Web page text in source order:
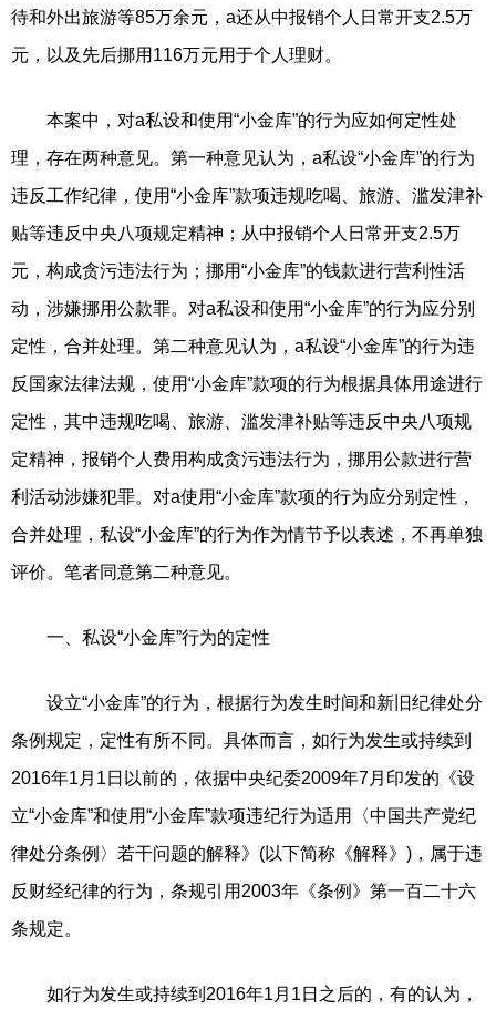
待和外出旅游等85万余元，a还从中报销个人日常开支2.5万
元，以及先后挪用116万元用于个人理财。
本案中，对a私设和使用“小金库”的行为应如何定性处
理，存在两种意见。第一种意见认为，a私设“小金库”的行为
违反工作纪律，使用“小金库”款项违规吃喝、旅游、滥发津补
贴等违反中央八项规定精神；从中报销个人日常开支2.5万
元，构成贪污违法行为；挪用“小金库”的钱款进行营利性活
动，涉嫌挪用公款罪。对a私设和使用“小金库”的行为应分别
定性，合并处理。第二种意见认为，a私设“小金库”的行为违
反国家法律法规，使用“小金库”款项的行为根据具体用途进行
定性，其中违规吃喝、旅游、滥发津补贴等违反中央八项规
定精神，报销个人费用构成贪污违法行为，挪用公款进行营
利活动涉嫌犯罪。对a使用“小金库”款项的行为应分别定性，
合并处理，私设“小金库”的行为作为情节予以表述，不再单独
评价。笔者同意第二种意见。
一、私设“小金库”行为的定性
设立“小金库”的行为，根据行为发生时间和新旧纪律处分
条例规定，定性有所不同。具体而言，如行为发生或持续到
2016年1月1日以前的，依据中央纪委2009年7月印发的《设
立“小金库”和使用“小金库”款项违纪行为适用〈中国共产党纪
律处分条例〉若干问题的解释》(以下简称《解释》)，属于违
反财经纪律的行为，条规引用2003年《条例》第一百二十六
条规定。
如行为发生或持续到2016年1月1日之后的，有的认为，